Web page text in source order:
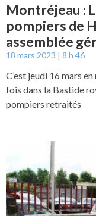
Montréjeau :
pompiers de
assemblée
18 mars 2023 8 h 46
C’est jeudi 16 mars
fois dans la Bastide
pompiers retraités